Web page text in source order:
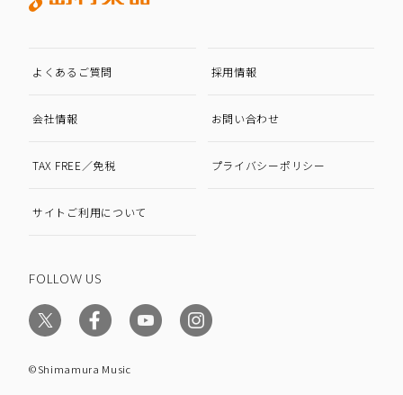
よくあるご質問 採用情報
会社情報 お問い合わせ
TAX FREE／免税 プライバシーポリシー
サイトご利用について
FOLLOW US
©Shimamura Music